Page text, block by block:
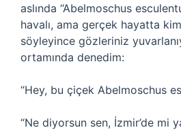
aslında “Abelmoschus
havalı, ama gerçek hayatta
söyleyince gözleriniz
ortamında denedim:
“Hey, bu çiçek Abelmoschus
“Ne diyorsun sen, İzmir’de mi